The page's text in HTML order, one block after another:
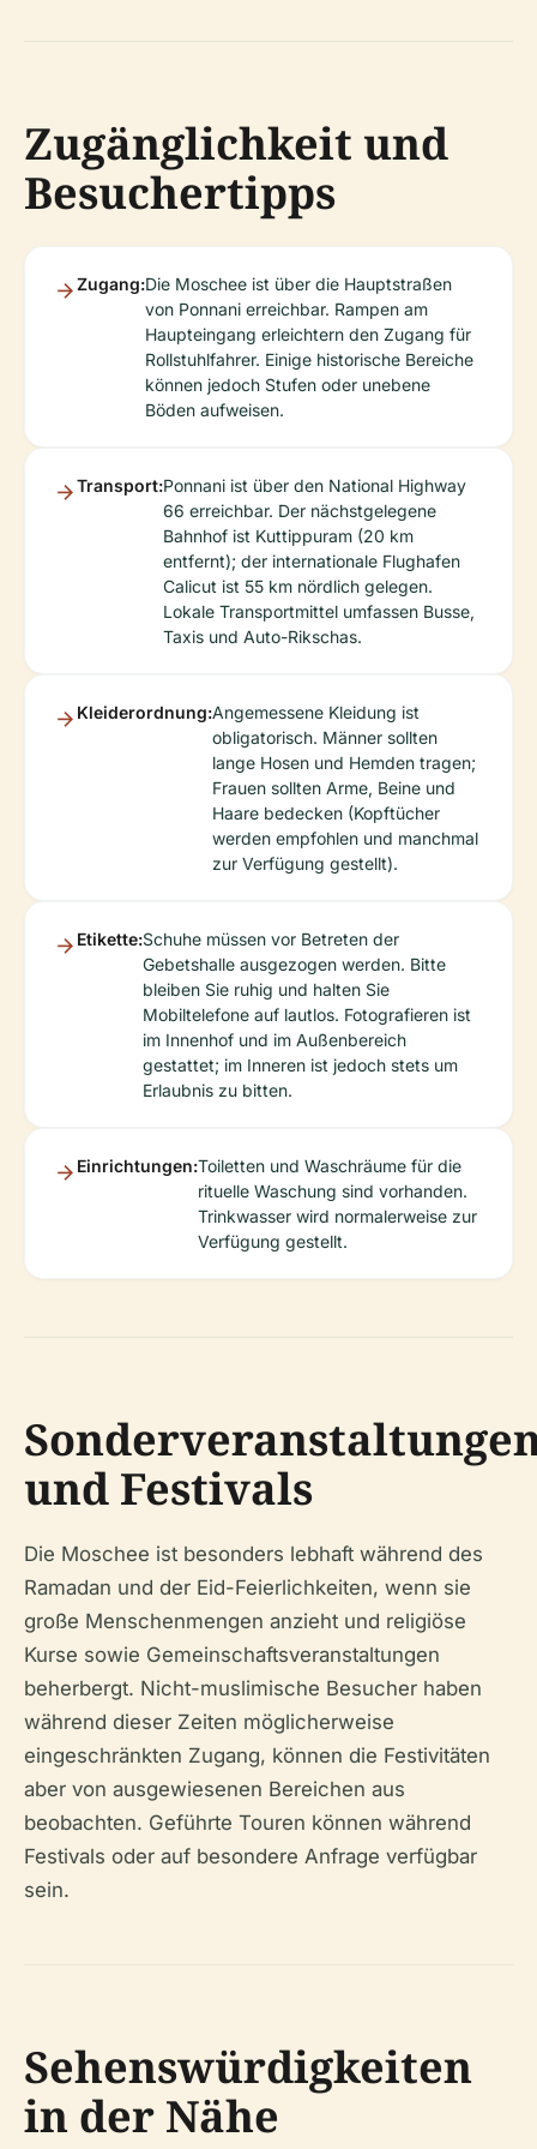
Zugänglichkeit und
Besuchertipps
Zugang:Die Moschee ist über die Hauptstraßen
von Ponnani erreichbar. Rampen am
Haupteingang erleichtern den Zugang für
Rollstuhlfahrer. Einige historische Bereiche
können jedoch Stufen oder unebene
Böden aufweisen.
Transport:Ponnani ist über den National Highway
66 erreichbar. Der nächstgelegene
Bahnhof ist Kuttippuram (20 km
entfernt); der internationale Flughafen
Calicut ist 55 km nördlich gelegen.
Lokale Transportmittel umfassen Busse,
Taxis und Auto-Rikschas.
Kleiderordnung:Angemessene Kleidung ist
obligatorisch. Männer sollten
lange Hosen und Hemden tragen;
Frauen sollten Arme, Beine und
Haare bedecken (Kopftücher
werden empfohlen und manchmal
zur Verfügung gestellt).
Etikette:Schuhe müssen vor Betreten der
Gebetshalle ausgezogen werden. Bitte
bleiben Sie ruhig und halten Sie
Mobiltelefone auf lautlos. Fotografieren ist
im Innenhof und im Außenbereich
gestattet; im Inneren ist jedoch stets um
Erlaubnis zu bitten.
Einrichtungen:Toiletten und Waschräume für die
rituelle Waschung sind vorhanden.
Trinkwasser wird normalerweise zur
Verfügung gestellt.
und Festivals
Die Moschee ist besonders lebhaft während des
Ramadan und der Eid-Feierlichkeiten, wenn sie
große Menschenmengen anzieht und religiöse
Kurse sowie Gemeinschaftsveranstaltungen
beherbergt. Nicht-muslimische Besucher haben
während dieser Zeiten möglicherweise
eingeschränkten Zugang, können die Festivitäten
aber von ausgewiesenen Bereichen aus
beobachten. Geführte Touren können während
Festivals oder auf besondere Anfrage verfügbar
sein.
Sehenswürdigkeiten
in der Nähe